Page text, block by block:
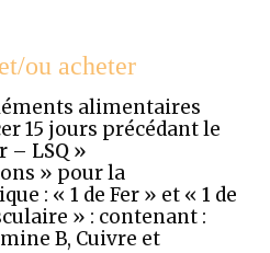
ou acheter
alimentaires
15 jours précédant le
– LSQ »
» pour la
: « 1 de Fer » et « 1 de
» : contenant :
B, Cuivre et